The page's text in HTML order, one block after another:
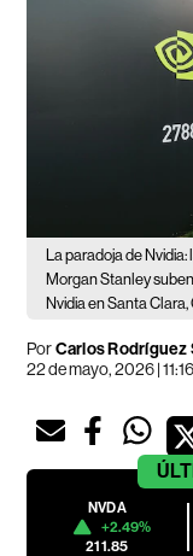
La paradoja de
Morgan Stanley
Nvidia en Santa Clara,
PorCarlos Rodríguez
22 de mayo, 2026 |
NVDA
+2.49%
211.85